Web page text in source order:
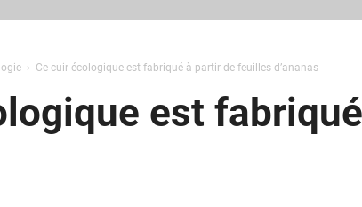
Ce cuir écologique est fabriqué à partir de feuilles d’ananas
est